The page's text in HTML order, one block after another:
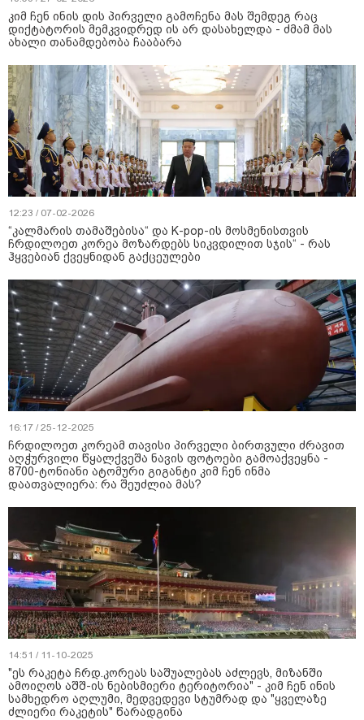
კიმ ჩენ ინის დის პირველი გამოჩენა მას შემდეგ რაც
დიქტატორის მემკვიდრედ ის არ დასახელდა - ძმამ მას
ახალი თანამდებობა ჩააბარა
12:23 / 07-02-2026
“კალმარის თამაშებისა“ და K-pop-ის მოსმენისთვის
ჩრდილოეთ კორეა მოზარდებს სიკვდილით სჯის“ - რას
ჰყვებიან ქვეყნიდან გაქცეულები
16:17 / 25-12-2025
ჩრდილოეთ კორეამ თავისი პირველი ბირთვული ძრავით
აღჭურვილი წყალქვეშა ნავის ფოტოები გამოაქვეყნა -
8700-ტონიანი ატომური გიგანტი კიმ ჩენ ინმა
დაათვალიერა: რა შეუძლია მას?
14:51 / 11-10-2025
"ეს რაკეტა ჩრდ.კორეას საშუალებას აძლევს, მიზანში
ამოიღოს აშშ-ის ნებისმიერი ტერიტორია" - კიმ ჩენ ინის
სამხედრო აღლუმი, მედვედევი სტუმრად და "ყველაზე
ძლიერი რაკეტის" წარადგინა